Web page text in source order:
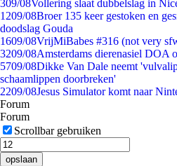
309/08Vollering slaat dubbelslag in
1209/08Broer 135 keer gestoken en
doodslag Gouda
1609/08VrijMiBabes #316 (not very
3209/08Amsterdams dierenasiel DOA
5709/08Dikke Van Dale neemt
schaamlippen doorbreken'
2209/08Jesus Simulator komt naar
Forum
Forum
Scrollbar gebruiken
opslaan